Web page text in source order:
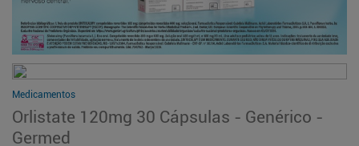
Medicamentos
Orlistate 120mg 30 Cápsulas - Genérico -
Germed